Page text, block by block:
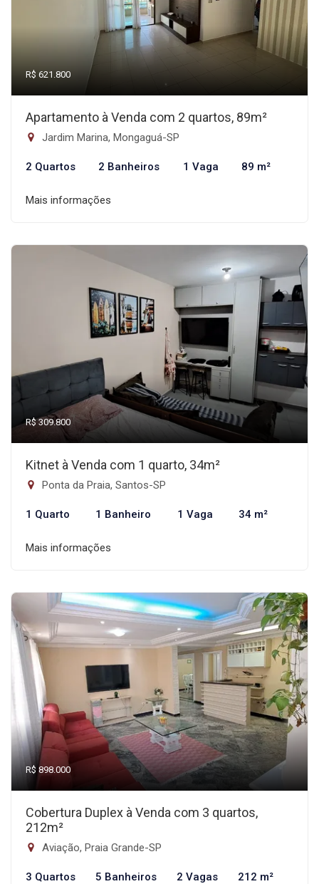
R$ 621.800
Apartamento à Venda com 2 quartos, 89m²
Jardim Marina, Mongaguá-SP
2 Quartos 2 Banheiros 1 Vaga 89 m²
Mais informações
R$ 309.800
Kitnet à Venda com 1 quarto, 34m²
Ponta da Praia, Santos-SP
1 Quarto 1 Banheiro 1 Vaga 34 m²
Mais informações
R$ 898.000
Cobertura Duplex à Venda com 3 quartos,
212m²
Aviação, Praia Grande-SP
3 Quartos 5 Banheiros 2 Vagas 212 m²